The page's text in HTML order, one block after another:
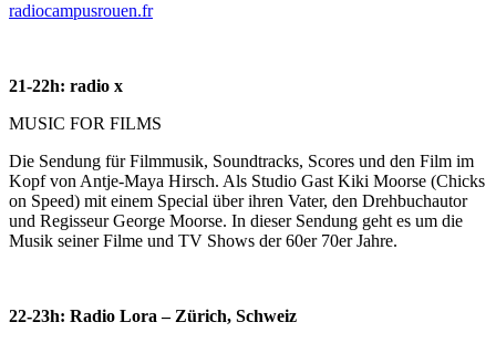
radiocampusrouen.fr
21-22h: radio x
MUSIC FOR FILMS
Die Sendung für Filmmusik, Soundtracks, Scores und den Film im
Kopf von Antje-Maya Hirsch. Als Studio Gast Kiki Moorse (Chicks
on Speed) mit einem Special über ihren Vater, den Drehbuchautor
und Regisseur George Moorse. In dieser Sendung geht es um die
Musik seiner Filme und TV Shows der 60er 70er Jahre.
22-23h: Radio Lora – Zürich, Schweiz